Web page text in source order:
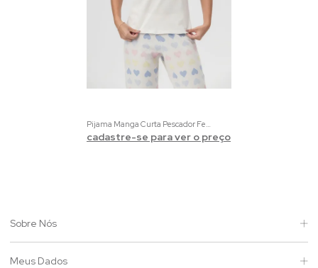
Pijama Manga Curta Pescador Feminino Creme com Estampa de Coração
cadastre-se para ver o preço
Sobre Nós
Meus Dados